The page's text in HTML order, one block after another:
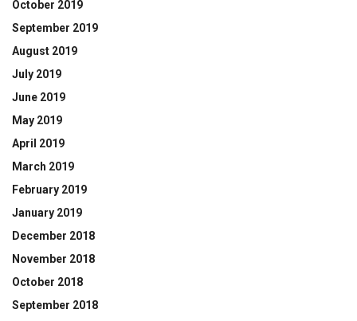
October 2019
September 2019
August 2019
July 2019
June 2019
May 2019
April 2019
March 2019
February 2019
January 2019
December 2018
November 2018
October 2018
September 2018